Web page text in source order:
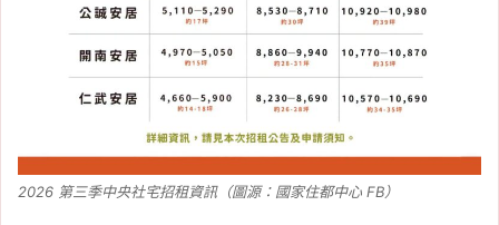
2026 第三季中央社宅招租資訊（圖源：國家住都中心 FB）